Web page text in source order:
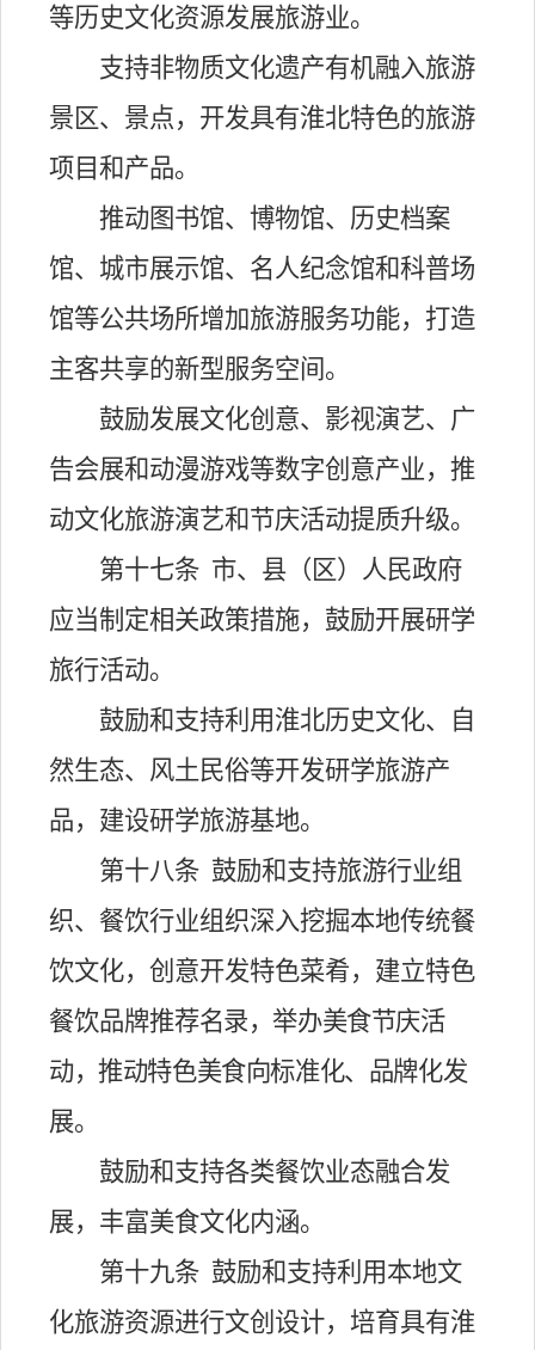
等历史文化资源发展旅游业。
支持非物质文化遗产有机融入旅游
景区、景点，开发具有淮北特色的旅游
项目和产品。
推动图书馆、博物馆、历史档案
馆、城市展示馆、名人纪念馆和科普场
馆等公共场所增加旅游服务功能，打造
主客共享的新型服务空间。
鼓励发展文化创意、影视演艺、广
告会展和动漫游戏等数字创意产业，推
动文化旅游演艺和节庆活动提质升级。
第十七条 市、县（区）人民政府
应当制定相关政策措施，鼓励开展研学
旅行活动。
鼓励和支持利用淮北历史文化、自
然生态、风土民俗等开发研学旅游产
品，建设研学旅游基地。
第十八条 鼓励和支持旅游行业组
织、餐饮行业组织深入挖掘本地传统餐
饮文化，创意开发特色菜肴，建立特色
餐饮品牌推荐名录，举办美食节庆活
动，推动特色美食向标准化、品牌化发
展。
鼓励和支持各类餐饮业态融合发
展，丰富美食文化内涵。
第十九条 鼓励和支持利用本地文
化旅游资源进行文创设计，培育具有淮